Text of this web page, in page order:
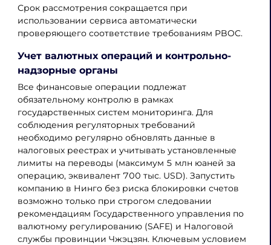
Срок рассмотрения сокращается при
использовании сервиса автоматически
проверяющего соответствие требованиям PBOC.
Учет валютных операций и контрольно-
надзорные органы
Все финансовые операции подлежат
обязательному контролю в рамках
государственных систем мониторинга. Для
соблюдения регуляторных требований
необходимо регулярно обновлять данные в
налоговых реестрах и учитывать установленные
лимиты на переводы (максимум 5 млн юаней за
операцию, эквивалент 700 тыс. USD). Запустить
компанию в Нинго без риска блокировки счетов
возможно только при строгом следовании
рекомендациям Государственного управления по
валютному регулированию (SAFE) и Налоговой
службы провинции Чжэцзян. Ключевым условием